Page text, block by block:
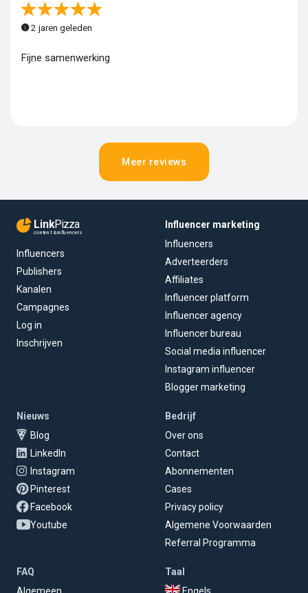
2 jaren geleden
Fijne samenwerking
Meer reviews
LinkPizza
content & influencers
Influencers
Publishers
Kanalen
Campagnes
Log in
Inschrijven
Influencer marketing
Influencers
Adverteerders
Affiliates
Influencer platform
Influencer agency
Influencer bureau
Social media influencer
Instagram influencer
Blogger marketing
Nieuws
Blog
LinkedIn
Instagram
Pinterest
Facebook
Youtube
Bedrijf
Over ons
Contact
Abonnementen
Cases
Privacy policy
Algemene Voorwaarden
Referral Programma
FAQ
Algemeen
Taal
Engels